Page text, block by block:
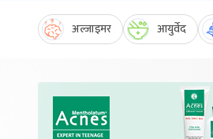
अल्जाइमर आयुर्वेद